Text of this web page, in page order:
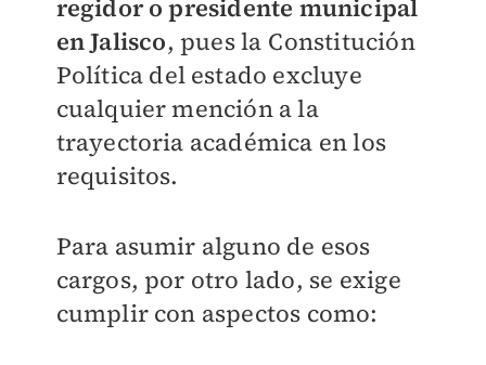
regidor o presidente municipal
en Jalisco, pues la Constitución
Política del estado excluye
cualquier mención a la
trayectoria académica en los
requisitos.
Para asumir alguno de esos
cargos, por otro lado, se exige
cumplir con aspectos como: